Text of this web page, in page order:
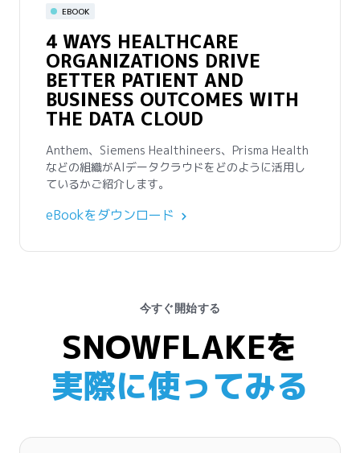
EBOOK
4 WAYS HEALTHCARE
ORGANIZATIONS DRIVE
BETTER PATIENT AND
BUSINESS OUTCOMES WITH
THE DATA CLOUD
Anthem、Siemens Healthineers、Prisma Health
などの組織がAIデータクラウドをどのように活用し
ているかご紹介します。
eBookをダウンロード
て、業界のリーダーやSnowflakeのエキスパートが予
測を紹介します。
ウェビナーを視聴する
今すぐ開始する
SNOWFLAKEを
実際に使ってみる